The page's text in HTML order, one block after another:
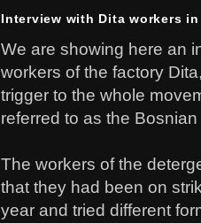
Interview with Dita workers in
We are showing here an
workers of the factory
trigger to the whole
referred to as the
The workers of the
that they had been on
year and tried different